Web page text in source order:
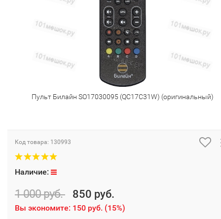
Пульт Билайн SO17030095 (QC17C31W) (оригинальный)
Код товара: 130993
Наличие:
1 000 руб. 850 руб.
Вы экономите: 150 руб. (15%)